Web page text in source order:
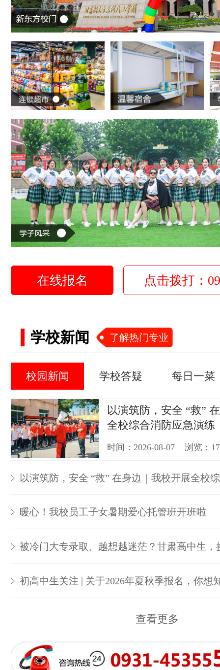
在线报名 点击拨打：
学校新闻 了解热门专业
校园新闻 学校答疑 每日一菜
以演筑防，安全 “救”
全校综合消防应急演练
时间：2026-08-07 浏览：
以演筑防，安全 “救” 在身边｜我校开展全校综
暖心！我校员工子女暑期爱心托管班开班啦
被冷门大专录取、越想越迷茫？甘肃高中生，
初高中生关注 | 关于2026年夏秋季报名，你想
查看更多